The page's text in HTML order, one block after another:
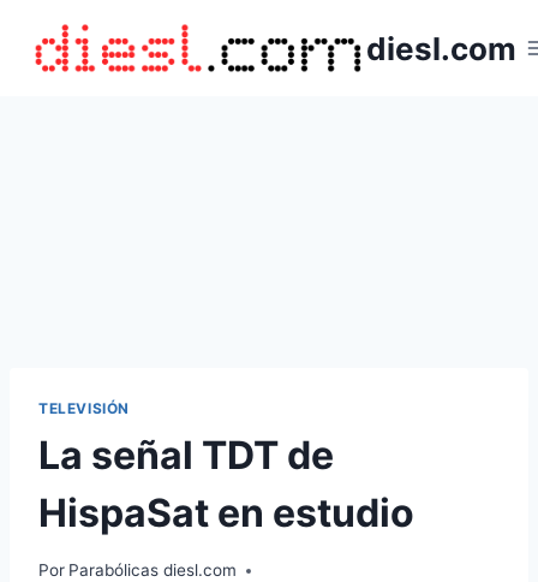
contenido
diesl.com
TELEVISIÓN
La señal TDT de
HispaSat en estudio
Por Parabólicas diesl.com